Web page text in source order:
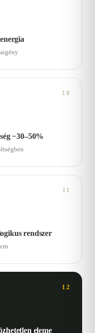
10
−30–50%
11
rendszer
12
eleme